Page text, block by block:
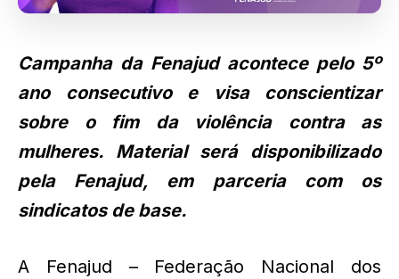
Campanha da Fenajud acontece pelo 5º
ano consecutivo e visa conscientizar
sobre o fim da violência contra as
mulheres. Material será disponibilizado
pela Fenajud, em parceria com os
sindicatos de base.
A Fenajud – Federação Nacional dos